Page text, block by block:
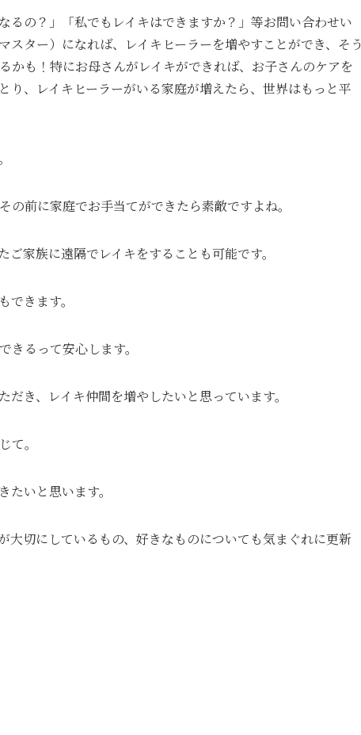
るの？」「私でもレイキはできますか？」等お問い合わせい
ター）になれば、レイキヒーラーを増やすことができ、そう
かも！特にお母さんがレイキができれば、お子さんのケアを
り、レイキヒーラーがいる家庭が増えたら、世界はもっと平
前に家庭でお手当てができたら素敵ですよね。
家族に遠隔でレイキをすることも可能です。
きます。
きるって安心します。
き、レイキ仲間を増やしたいと思っています。
て。
いと思います。
大切にしているもの、好きなものについても気まぐれに更新